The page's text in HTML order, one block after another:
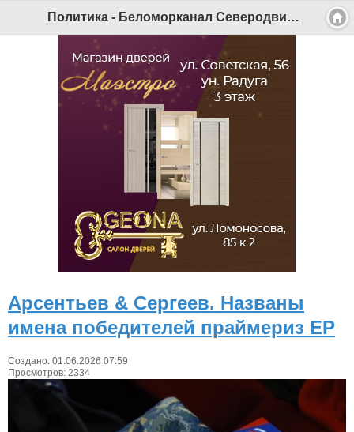
Политика - Беломорканал Северодвинск tv29.ru
Арсентьев & Сергеев. Названы
имена победителей праймериз ЕР
Создано: 01.06.2026 07:59
Просмотров: 2334